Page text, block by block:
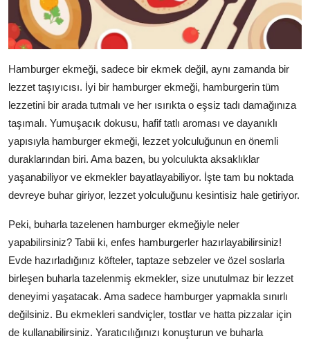
Hamburger ekmeği, sadece bir ekmek değil, aynı zamanda bir
lezzet taşıyıcısı. İyi bir hamburger ekmeği, hamburgerin tüm
lezzetini bir arada tutmalı ve her ısırıkta o eşsiz tadı damağınıza
taşımalı. Yumuşacık dokusu, hafif tatlı aroması ve dayanıklı
yapısıyla hamburger ekmeği, lezzet yolculuğunun en önemli
duraklarından biri. Ama bazen, bu yolculukta aksaklıklar
yaşanabiliyor ve ekmekler bayatlayabiliyor. İşte tam bu noktada
devreye buhar giriyor, lezzet yolculuğunu kesintisiz hale getiriyor.
Peki, buharla tazelenen hamburger ekmeğiyle neler
yapabilirsiniz? Tabii ki, enfes hamburgerler hazırlayabilirsiniz!
Evde hazırladığınız köfteler, taptaze sebzeler ve özel soslarla
birleşen buharla tazelenmiş ekmekler, size unutulmaz bir lezzet
deneyimi yaşatacak. Ama sadece hamburger yapmakla sınırlı
değilsiniz. Bu ekmekleri sandviçler, tostlar ve hatta pizzalar için
de kullanabilirsiniz. Yaratıcılığınızı konuşturun ve buharla